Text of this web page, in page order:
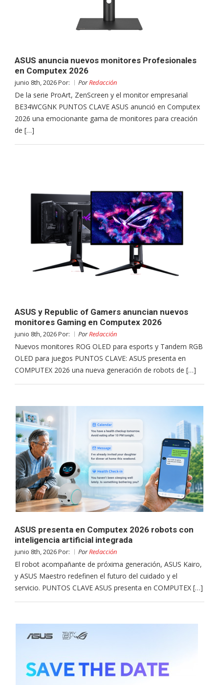
ASUS anuncia nuevos monitores Profesionales
en Computex 2026
junio 8th, 2026 Por: PorRedacción
De la serie ProArt, ZenScreen y el monitor empresarial
BE34WCGNK PUNTOS CLAVE ASUS anunció en Computex
2026 una emocionante gama de monitores para creación
de […]
ASUS y Republic of Gamers anuncian nuevos
monitores Gaming en Computex 2026
junio 8th, 2026 Por: PorRedacción
Nuevos monitores ROG OLED para esports y Tandem RGB
OLED para juegos PUNTOS CLAVE: ASUS presenta en
COMPUTEX 2026 una nueva generación de robots de […]
ASUS presenta en Computex 2026 robots con
inteligencia artificial integrada
junio 8th, 2026 Por: PorRedacción
El robot acompañante de próxima generación, ASUS Kairo,
y ASUS Maestro redefinen el futuro del cuidado y el
servicio. PUNTOS CLAVE ASUS presenta en COMPUTEX […]